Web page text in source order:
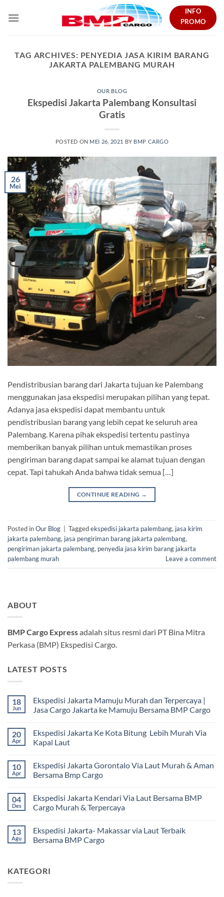
INFO
PROMO
TAG ARCHIVES: PENYEDIA JASA KIRIM BARANG
JAKARTA PALEMBANG MURAH
OUR BLOG
Ekspedisi Jakarta Palembang Konsultasi
Gratis
POSTED ON MEI 26, 2021 BY BMP CARGO
26
Mei
Pendistribusian barang dari Jakarta tujuan ke Palembang
menggunakan jasa ekspedisi merupakan pilihan yang tepat.
Adanya jasa ekspedisi dapat membantu untuk
pendistribusian barang yang lebih cepat ke seluruh area
Palembang. Karena pihak ekspedisi tertentu pastinya
memberikan banyak pilihan untuk memastikan proses
pengiriman barang dapat sampai ke alamat tujuan dengan
cepat. Tapi tahukah Anda bahwa tidak semua […]
CONTINUE READING →
Posted inOur Blog Taggedekspedisi jakarta palembang, jasa kirim
jakarta palembang, jasa pengiriman barang jakarta palembang,
pengiriman jakarta palembang, penyedia jasa kirim barang jakarta
palembang murah
Leave a comment
ABOUT
BMP Cargo Expressadalah situs resmi dari PT Bina Mitra
Perkasa (BMP) Ekspedisi Cargo.
LATEST POSTS
18
Jun
Ekspedisi Jakarta Mamuju Murah dan Terpercaya |
Jasa Cargo Jakarta ke Mamuju Bersama BMP Cargo
komentar
pada
Ekspedisi
Murah
dan
Terpercaya
Cargo
Jakarta
ke
BMP
Cargo
20
Apr
Ekspedisi Jakarta Ke Kota Bitung Lebih Murah Via
Kapal Laut
komentar
pada
Ekspedisi
Kota
Bitung
Lebih
Kapal
Laut
10
Apr
Ekspedisi Jakarta Gorontalo Via Laut Murah & Aman
Bersama Bmp Cargo
komentar
pada
Ekspedisi
Via
Laut
Murah
Bmp
Cargo
04
Des
Ekspedisi Jakarta Kendari Via Laut Bersama BMP
Cargo Murah & Terpercaya
komentar
pada
Ekspedisi
Laut
Bersama
13
Agu
Ekspedisi Jakarta- Makassar via Laut Terbaik
Bersama BMP Cargo
pada
Ekspedisi
KATEGORI